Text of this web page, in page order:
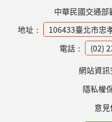
中華民國交通
地址：
106433臺北市忠
電話：
(02)
網站資
隱私權
意